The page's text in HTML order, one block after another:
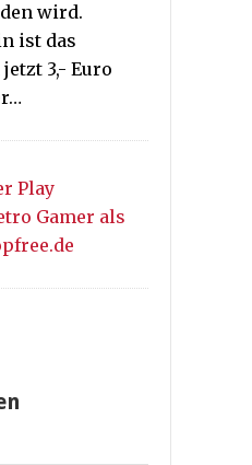
wird.
ist das
3,- Euro
Play
Gamer als